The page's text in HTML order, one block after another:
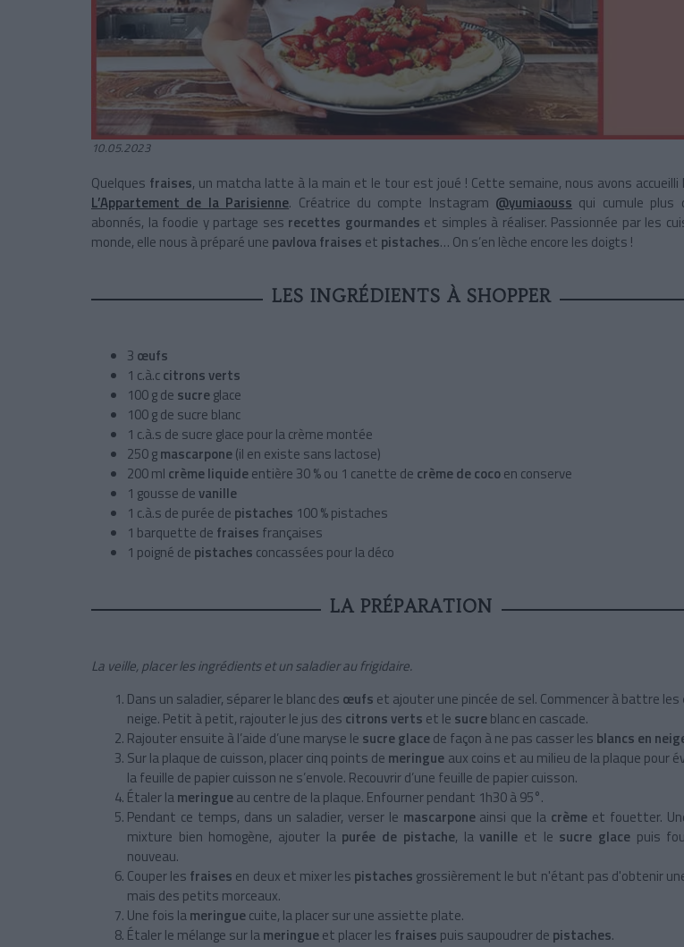
10.05.2023
Quelques fraises, un matcha latte à la main et le tour est joué ! Cette semaine, nous avons accueilli
L’Appartement de la Parisienne. Créatrice du compte Instagram @yumiaouss qui cumule plus
abonnés, la foodie y partage ses recettes gourmandes et simples à réaliser. Passionnée par les
monde, elle nous à préparé une pavlova fraises et pistaches… On s’en lèche encore les doigts !
LES INGRÉDIENTS À SHOPPER
3 œufs
1 c.à.ccitrons verts
100 g de sucreglace
100 g de sucre blanc
1 c.à.s de sucre glace pour la crème montée
250 gmascarpone(il en existe sans lactose)
200 ml crème liquideentière 30 % ou 1 canette de crème de cocoen conserve
1 gousse devanille
1 c.à.s de purée de pistaches 100 % pistaches
1 barquette de fraises françaises
1 poigné de pistaches concassées pour la déco
LA PRÉPARATION
La veille, placer les ingrédients et un saladier au frigidaire.
Dans un saladier, séparer le blanc des œufs et ajouter une pincée de sel. Commencer à battre les
neige. Petit à petit, rajouter le jus des citrons verts et le sucreblanc en cascade.
Rajouter ensuite à l’aide d’une maryse le sucre glacede façon à ne pas casser les blancs en
Sur la plaque de cuisson, placer cinq points de meringue aux coins et au milieu de la plaque pour
la feuille de papier cuisson ne s’envole. Recouvrir d’une feuille de papier cuisson.
Étaler lameringueau centre de la plaque. Enfourner pendant 1h30 à 95°.
Pendant ce temps, dans un saladier, verser le mascarponeainsi que la crème et fouetter.
mixture bien homogène, ajouter lapurée de pistache, lavanille et le sucre glacepuis
nouveau.
Couper les fraises en deux et mixer les pistaches grossièrement le but n'étant pas d'obtenir
mais des petits morceaux.
Une fois lameringuecuite, la placer sur une assiette plate.
Étaler le mélange sur lameringueet placer les fraises puis saupoudrer de pistaches.